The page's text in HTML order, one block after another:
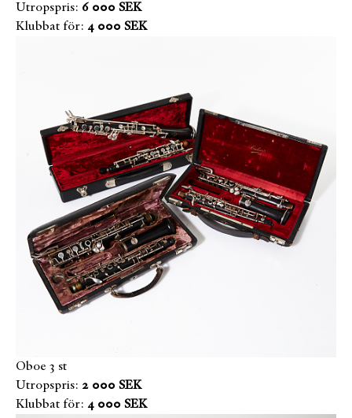
Utropspris: 6 000 SEK
Klubbat för: 4 000 SEK
Oboe 3 st
Utropspris: 2 000 SEK
Klubbat för: 4 000 SEK